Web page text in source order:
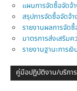
แผนการจัดซื้อจัดจ้
สรุปการจัดซื้อจัดจ้
รายงานผลการจัด
มาตรการส่งเสริมค
รายงานฐานะการเ
คู่มือปฏิบัติงาน/บริกา